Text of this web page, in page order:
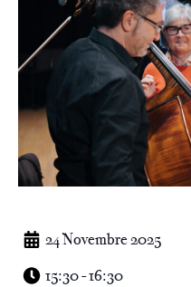
24 Novembre 2025
15:30 - 16:30